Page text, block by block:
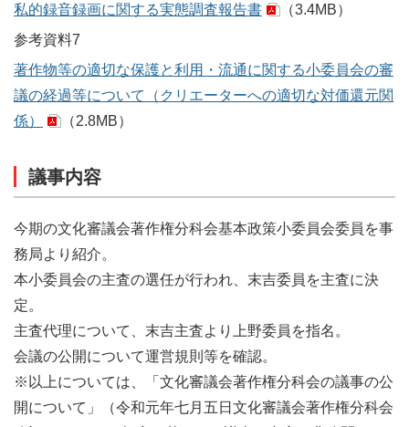
私的録音録画に関する実態調査報告書
（3.4MB）
参考資料7
著作物等の適切な保護と利用・流通に関する小委員会の審
議の経過等について（クリエーターへの適切な対価還元関
係）
（2.8MB）
議事内容
今期の文化審議会著作権分科会基本政策小委員会委員を事
務局より紹介。
本小委員会の主査の選任が行われ、末吉委員を主査に決
定。
主査代理について、末吉主査より上野委員を指名。
会議の公開について運営規則等を確認。
※以上については、「文化審議会著作権分科会の議事の公
開について」（令和元年七月五日文化審議会著作権分科会